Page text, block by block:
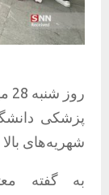
پزشکی
شهریه‌های
به گفته